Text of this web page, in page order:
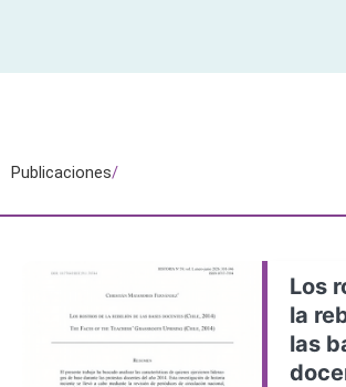
Publicaciones/
Los
la
las